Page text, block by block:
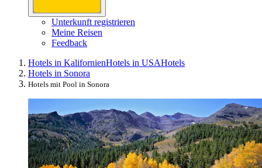
Unterkunft registrieren
Meine Reisen
Feedback
Hotels in KalifornienHotels in USAHotels
Hotels in Sonora
Hotels mit Pool in Sonora